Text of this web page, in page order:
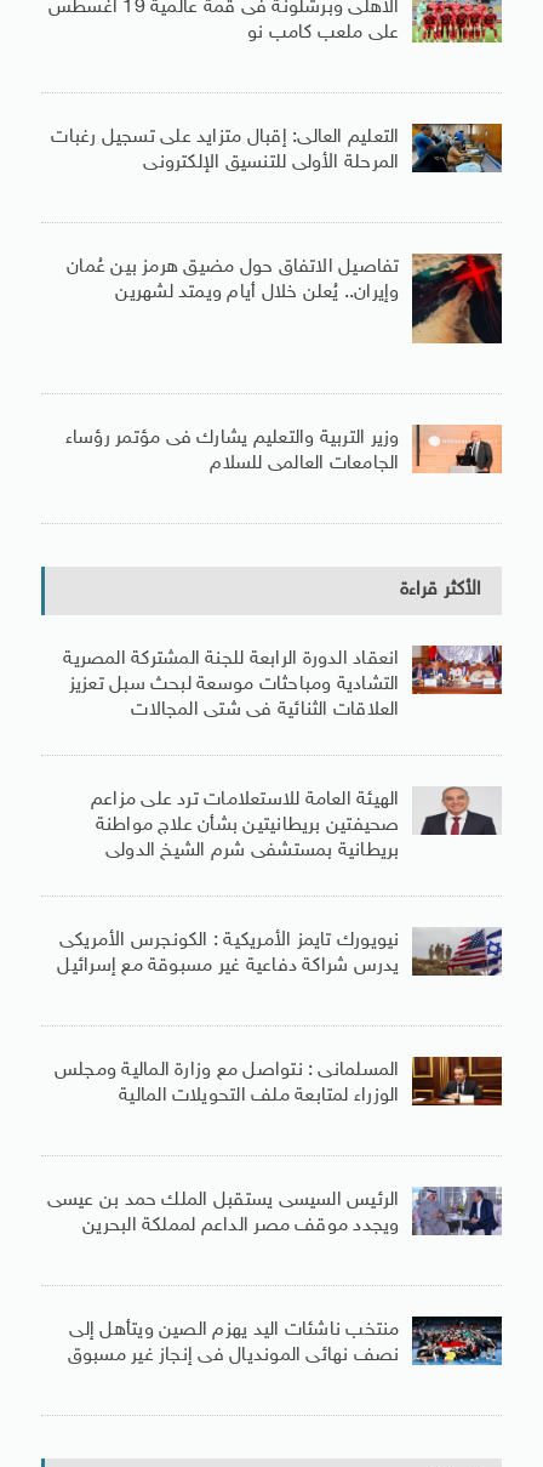
الأهلى وبرشلونة فى قمة عالمية 19 أغسطس
على ملعب كامب نو
التعليم العالى: إقبال متزايد على تسجيل رغبات
المرحلة الأولى للتنسيق الإلكترونى
تفاصيل الاتفاق حول مضيق هرمز بين عُمان
وإيران.. يُعلن خلال أيام ويمتد لشهرين
وزير التربية والتعليم يشارك فى مؤتمر رؤساء
الجامعات العالمى للسلام
الأكثر قراءة
انعقاد الدورة الرابعة للجنة المشتركة المصرية
التشادية ومباحثات موسعة لبحث سبل تعزيز
العلاقات الثنائية فى شتى المجالات
الهيئة العامة للاستعلامات ترد على مزاعم
صحيفتين بريطانيتين بشأن علاج مواطنة
بريطانية بمستشفى شرم الشيخ الدولى
نيويورك تايمز الأمريكية : الكونجرس الأمريكى
يدرس شراكة دفاعية غير مسبوقة مع إسرائيل
المسلمانى : نتواصل مع وزارة المالية ومجلس
الوزراء لمتابعة ملف التحويلات المالية
الرئيس السيسى يستقبل الملك حمد بن عيسى
ويجدد موقف مصر الداعم لمملكة البحرين
منتخب ناشئات اليد يهزم الصين ويتأهل إلى
نصف نهائى المونديال فى إنجاز غير مسبوق